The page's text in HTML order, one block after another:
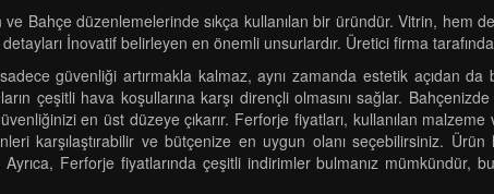
Bahçe düzenlemelerinde sıkça kullanılan bir üründür. Vitrin, hem
İnovatif belirleyen en önemli unsurlardır. Üretici firma
güvenliği artırmakla kalmaz, aynı zamanda estetik açıdan
çeşitli hava koşullarına karşı dirençli olmasını sağlar.
en üst düzeye çıkarır. Ferforje fiyatları, kullanılan
karşılaştırabilir ve bütçenize en uygun olanı seçebilirsiniz.
Ferforje fiyatlarında çeşitli indirimler bulmanız mümkündür,